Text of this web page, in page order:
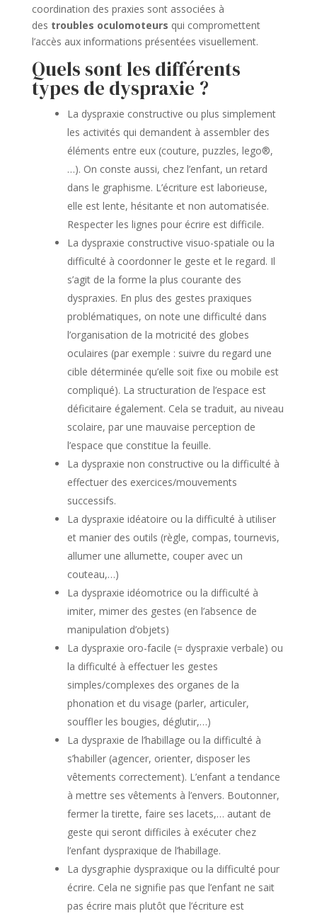
coordination des praxies sont associées à
des troubles oculomoteurs qui compromettent
l’accès aux informations présentées visuellement.
Quels sont les différents
types de dyspraxie ?
La dyspraxie constructive ou plus simplement
les activités qui demandent à assembler des
éléments entre eux (couture, puzzles, lego®,
…). On conste aussi, chez l’enfant, un retard
dans le graphisme. L’écriture est laborieuse,
elle est lente, hésitante et non automatisée.
Respecter les lignes pour écrire est difficile.
La dyspraxie constructive visuo-spatiale ou la
difficulté à coordonner le geste et le regard. Il
s’agit de la forme la plus courante des
dyspraxies. En plus des gestes praxiques
problématiques, on note une difficulté dans
l’organisation de la motricité des globes
oculaires (par exemple : suivre du regard une
cible déterminée qu’elle soit fixe ou mobile est
compliqué). La structuration de l’espace est
déficitaire également. Cela se traduit, au niveau
scolaire, par une mauvaise perception de
l’espace que constitue la feuille.
La dyspraxie non constructive ou la difficulté à
effectuer des exercices/mouvements
successifs.
La dyspraxie idéatoire ou la difficulté à utiliser
et manier des outils (règle, compas, tournevis,
allumer une allumette, couper avec un
couteau,…)
La dyspraxie idéomotrice ou la difficulté à
imiter, mimer des gestes (en l’absence de
manipulation d’objets)
La dyspraxie oro-facile (= dyspraxie verbale) ou
la difficulté à effectuer les gestes
simples/complexes des organes de la
phonation et du visage (parler, articuler,
souffler les bougies, déglutir,…)
La dyspraxie de l’habillage ou la difficulté à
s’habiller (agencer, orienter, disposer les
vêtements correctement). L’enfant a tendance
à mettre ses vêtements à l’envers. Boutonner,
fermer la tirette, faire ses lacets,… autant de
geste qui seront difficiles à exécuter chez
l’enfant dyspraxique de l’habillage.
La dysgraphie dyspraxique ou la difficulté pour
écrire. Cela ne signifie pas que l’enfant ne sait
pas écrire mais plutôt que l’écriture est